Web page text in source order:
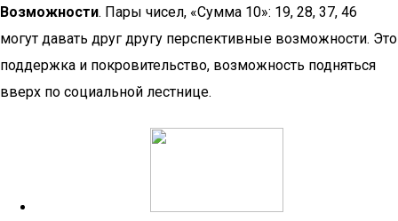
Возможности. Пары чисел, «Сумма 10»: 19, 28, 37, 46
могут давать друг другу перспективные возможности. Это
поддержка и покровительство, возможность подняться
вверх по социальной лестнице.